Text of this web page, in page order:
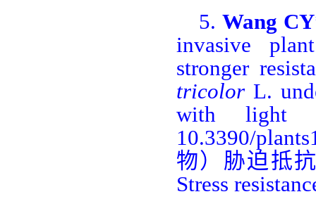
5. Wang CY
invasive
stronger
tricolor L.
with light
10.3390/
物）胁迫抵
Stress